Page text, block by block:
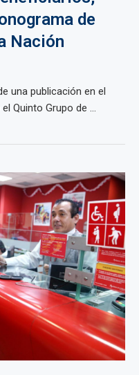
de
Nación
una publicación en el
Quinto Grupo de ...